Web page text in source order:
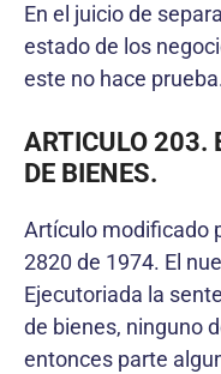
En el juicio de
estado de los
este no hace
ARTICULO 203.
DE BIENES.
Artículo modificado
2820 de 1974. El
Ejecutoriada la
de bienes, ninguno
entonces parte